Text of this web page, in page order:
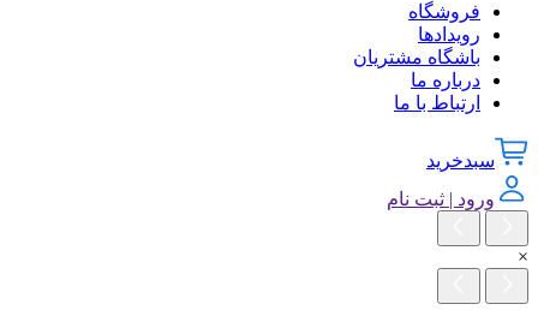
فروشگاه
رویدادها
باشگاه مشتریان
درباره ما
ارتباط با ما
سبدخرید
ورود | ثبت نام
×